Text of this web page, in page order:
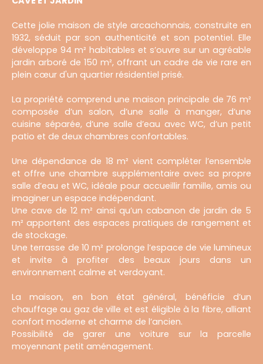
Cette jolie maison de style arcachonnais, construite en
1932, séduit par son authenticité et son potentiel. Elle
développe 94 m² habitables et s’ouvre sur un agréable
jardin arboré de 150 m², offrant un cadre de vie rare en
plein cœur d'un quartier résidentiel prisé.
La propriété comprend une maison principale de 76 m²
composée d’un salon, d’une salle à manger, d’une
cuisine séparée, d’une salle d’eau avec WC, d’un petit
patio et de deux chambres confortables.
Une dépendance de 18 m² vient compléter l’ensemble
et offre une chambre supplémentaire avec sa propre
salle d’eau et WC, idéale pour accueillir famille, amis ou
imaginer un espace indépendant.
Une cave de 12 m² ainsi qu’un cabanon de jardin de 5
m² apportent des espaces pratiques de rangement et
de stockage.
Une terrasse de 10 m² prolonge l’espace de vie lumineux
et invite à profiter des beaux jours dans un
environnement calme et verdoyant.
La maison, en bon état général, bénéficie d’un
chauffage au gaz de ville et est éligible à la fibre, alliant
confort moderne et charme de l’ancien.
Possibilité de garer une voiture sur la parcelle
moyennant petit aménagement.